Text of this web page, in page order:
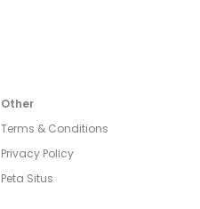
Other
Terms & Conditions
Privacy Policy
Peta Situs